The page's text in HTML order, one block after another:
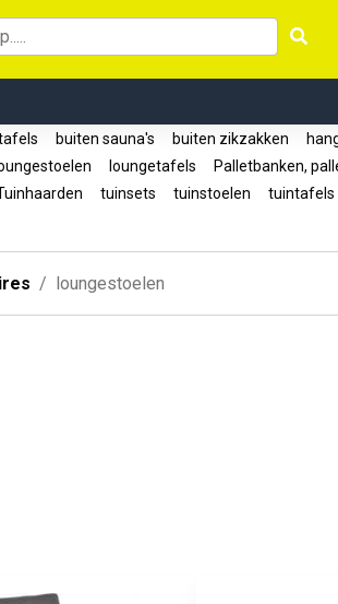
buiten sauna's buiten zikzakken
loungetafels Palletbanken,
tuinsets tuinstoelen tuintafels
loungestoelen